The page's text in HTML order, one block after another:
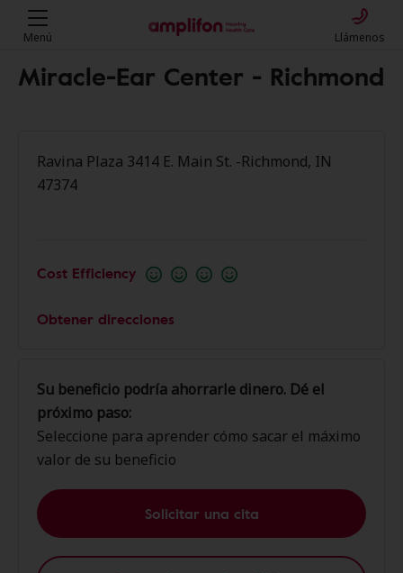
Menú Llámenos
Miracle-Ear Center - Richmond
Ravina Plaza 3414 E. Main St. -Richmond, IN
47374
Cost Efficiency
Obtener direcciones
Su beneficio podría ahorrarle dinero. Dé el
próximo paso:
Seleccione para aprender cómo sacar el máximo
valor de su beneficio
Solicitar una cita